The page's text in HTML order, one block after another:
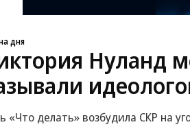
дня
Нуланд
«Что делать» возбудила СКР на